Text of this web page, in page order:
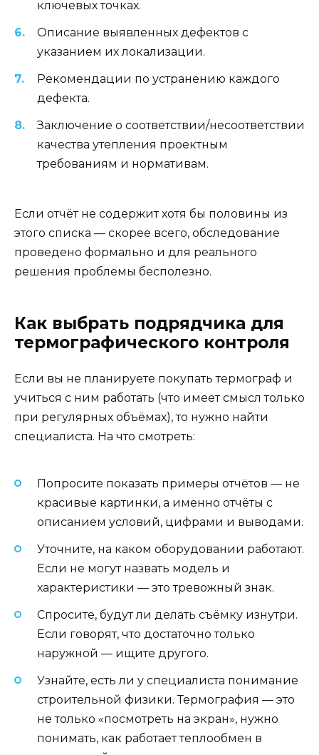
ключевых точках.
Описание выявленных дефектов с
указанием их локализации.
Рекомендации по устранению каждого
дефекта.
Заключение о соответствии/несоответствии
качества утепления проектным
требованиям и нормативам.
Если отчёт не содержит хотя бы половины из
этого списка — скорее всего, обследование
проведено формально и для реального
решения проблемы бесполезно.
Как выбрать подрядчика для
термографического контроля
Если вы не планируете покупать термограф и
учиться с ним работать (что имеет смысл только
при регулярных объёмах), то нужно найти
специалиста. На что смотреть:
Попросите показать примеры отчётов — не
красивые картинки, а именно отчёты с
описанием условий, цифрами и выводами.
Уточните, на каком оборудовании работают.
Если не могут назвать модель и
характеристики — это тревожный знак.
Спросите, будут ли делать съёмку изнутри.
Если говорят, что достаточно только
наружной — ищите другого.
Узнайте, есть ли у специалиста понимание
строительной физики. Термография — это
не только «посмотреть на экран», нужно
понимать, как работает теплообмен в